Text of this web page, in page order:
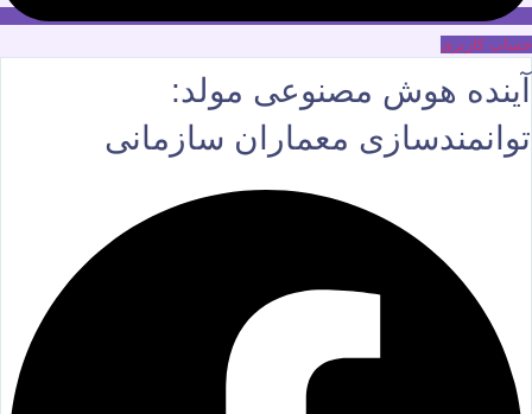
حساب کاربری
آینده هوش مصنوعی مولد:
توانمندسازی معماران سازمانی